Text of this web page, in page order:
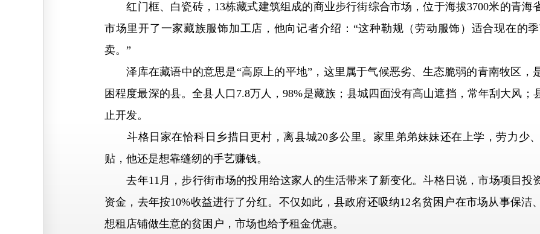
红门框、白瓷砖，13栋藏式建筑组成的商业步行街综合市场，位于海拔3700米的青海
市场里开了一家藏族服饰加工店，他向记者介绍：“这种勒规（劳动服饰）适合现在的
卖。”
泽库在藏语中的意思是“高原上的平地”，这里属于气候恶劣、生态脆弱的青南牧区，
困程度最深的县。全县人口7.8万人，98%是藏族；县城四面没有高山遮挡，常年刮大风
止开发。
斗格日家在恰科日乡措日更村，离县城20多公里。家里弟弟妹妹还在上学，劳力少
贴，他还是想靠缝纫的手艺赚钱。
去年11月，步行街市场的投用给这家人的生活带来了新变化。斗格日说，市场项目投
资金，去年按10%收益进行了分红。不仅如此，县政府还吸纳12名贫困户在市场从事保洁
想租店铺做生意的贫困户，市场也给予租金优惠。